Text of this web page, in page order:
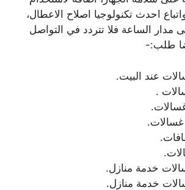
احدث تكنولوجيا اصلاح الاعطال،
مدار الساعة فلا تتردد في التواصل
طلب:-
عند البيت.
.
خدمة منازل.
خدمة منازل.